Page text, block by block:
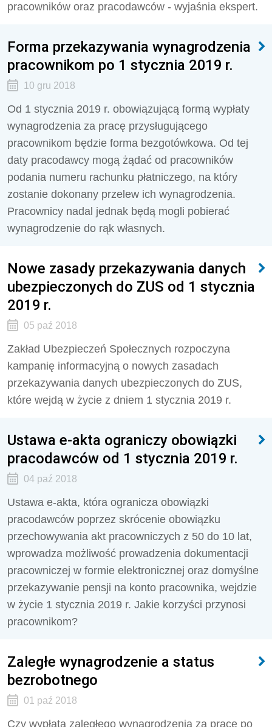
pracowników oraz pracodawców - wyjaśnia ekspert.
Forma przekazywania wynagrodzenia
pracownikom po 1 stycznia 2019 r.
10 gru 2018
Od 1 stycznia 2019 r. obowiązującą formą wypłaty
wynagrodzenia za pracę przysługującego
pracownikom będzie forma bezgotówkowa. Od tej
daty pracodawcy mogą żądać od pracowników
podania numeru rachunku płatniczego, na który
zostanie dokonany przelew ich wynagrodzenia.
Pracownicy nadal jednak będą mogli pobierać
wynagrodzenie do rąk własnych.
Nowe zasady przekazywania danych
ubezpieczonych do ZUS od 1 stycznia
2019 r.
05 paź 2018
Zakład Ubezpieczeń Społecznych rozpoczyna
kampanię informacyjną o nowych zasadach
przekazywania danych ubezpieczonych do ZUS,
które wejdą w życie z dniem 1 stycznia 2019 r.
Ustawa e-akta ograniczy obowiązki
pracodawców od 1 stycznia 2019 r.
04 paź 2018
Ustawa e-akta, która ogranicza obowiązki
pracodawców poprzez skrócenie obowiązku
przechowywania akt pracowniczych z 50 do 10 lat,
wprowadza możliwość prowadzenia dokumentacji
pracowniczej w formie elektronicznej oraz domyślne
przekazywanie pensji na konto pracownika, wejdzie
w życie 1 stycznia 2019 r. Jakie korzyści przynosi
pracownikom?
Zaległe wynagrodzenie a status
bezrobotnego
01 paź 2018
Czy wypłata zaległego wynagrodzenia za pracę po